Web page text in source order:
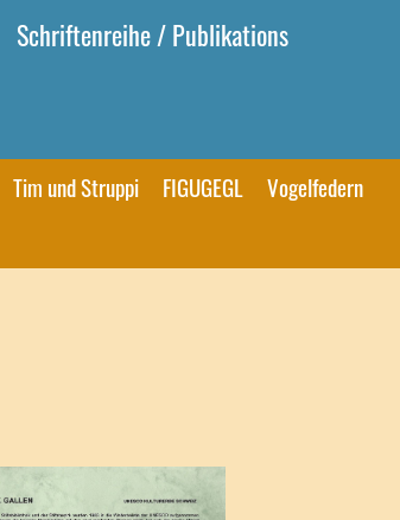
Schriftenreihe / Publikations
Tim und Struppi FIGUGEGL
Vogelfedern